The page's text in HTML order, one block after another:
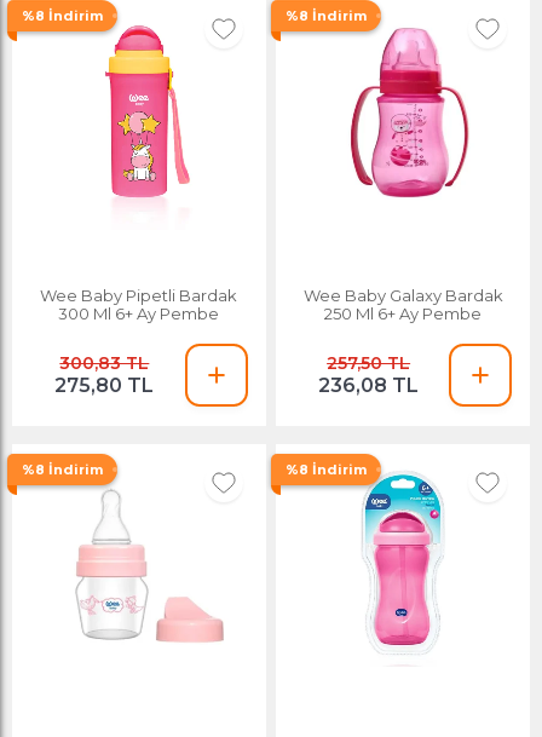
%8 İndirim
Wee Baby Pipetli Bardak
300 Ml 6+ Ay Pembe
300,83 TL
275,80 TL
%8 İndirim
Wee Baby Galaxy Bardak
250 Ml 6+ Ay Pembe
257,50 TL
236,08 TL
%8 İndirim %8 İndirim